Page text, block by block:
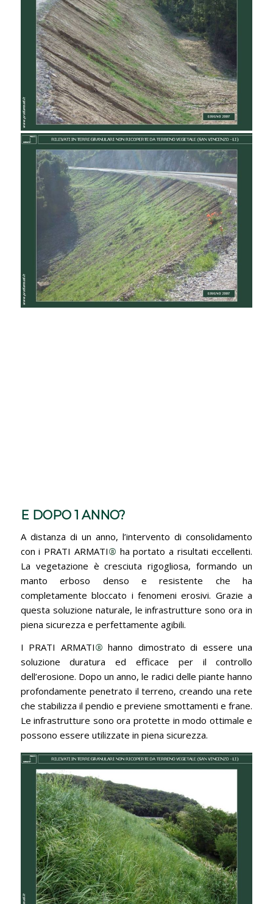
E DOPO 1 ANNO?
A distanza di un anno, l’intervento di consolidamento
con i PRATI ARMATI® ha portato a risultati eccellenti.
La vegetazione è cresciuta rigogliosa, formando un
manto erboso denso e resistente che ha
completamente bloccato i fenomeni erosivi. Grazie a
questa soluzione naturale, le infrastrutture sono ora in
piena sicurezza e perfettamente agibili.
I PRATI ARMATI® hanno dimostrato di essere una
soluzione duratura ed efficace per il controllo
dell’erosione. Dopo un anno, le radici delle piante hanno
profondamente penetrato il terreno, creando una rete
che stabilizza il pendio e previene smottamenti e frane.
Le infrastrutture sono ora protette in modo ottimale e
possono essere utilizzate in piena sicurezza.